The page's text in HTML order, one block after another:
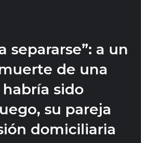
separarse”: a un
de una
sido
su pareja
domiciliaria